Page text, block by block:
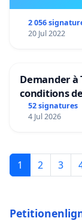
2 056
20 Jul 2022
Demander à
conditions
mettre fin à
52 signatures
4 Jul 2026
1 2 3